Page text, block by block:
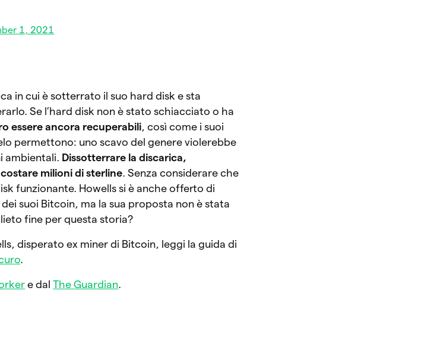
1, 2021
in cui è sotterrato il suo hard disk e sta
Se l’hard disk non è stato schiacciato o ha
essere ancora recuperabili, così come i suoi
permettono: uno scavo del genere violerebbe
ambientali. Dissotterrare la discarica,
milioni di sterline. Senza considerare che
funzionante. Howells si è anche offerto di
suoi Bitcoin, ma la sua proposta non è stata
fine per questa storia?
disperato ex miner di Bitcoin, leggi la guida di
.
e dalThe Guardian.